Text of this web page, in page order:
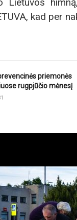
kad per
priemonės
rugpjūčio mėnesį